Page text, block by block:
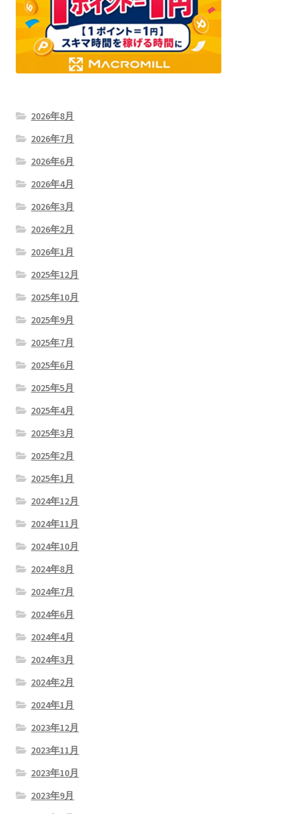
2026年8月
2026年7月
2026年6月
2026年4月
2026年3月
2026年2月
2026年1月
2025年12月
2025年10月
2025年9月
2025年7月
2025年6月
2025年5月
2025年4月
2025年3月
2025年2月
2025年1月
2024年12月
2024年11月
2024年10月
2024年8月
2024年7月
2024年6月
2024年4月
2024年3月
2024年2月
2024年1月
2023年12月
2023年11月
2023年10月
2023年9月